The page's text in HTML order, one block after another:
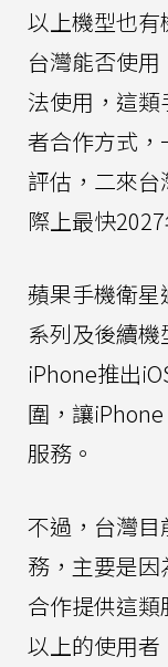
以上機型也
台灣能否使用
法使用，這
者合作方式
評估，二來
際上最快
蘋果手機衛
系列及後續
iPhone推出
圍，讓
服務。
不過，台灣
務，主要是
合作提供這
以上的使用者